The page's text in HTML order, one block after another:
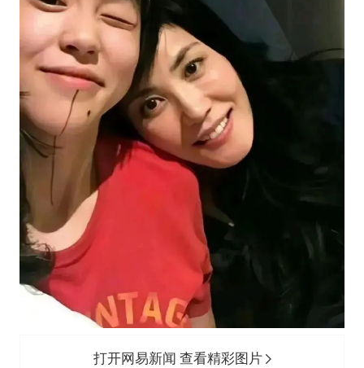
打开网易新闻 查看精彩图片